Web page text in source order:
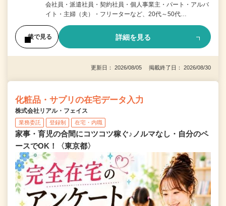
会社員・派遣社員・契約社員・個人事業主・パート・アルバ
イト・主婦（夫）・フリーターなど、20代～50代…
後で見る 詳細を見る
更新日： 2026/08/05 掲載終了日： 2026/08/30
化粧品・サプリの在宅データ入力
株式会社リアル・フェイス
業務委託 登録制 在宅・内職
家事・育児の合間にコツコツ稼ぐ♪ノルマなし・自分のペ
ースでOK！〈東京都〉